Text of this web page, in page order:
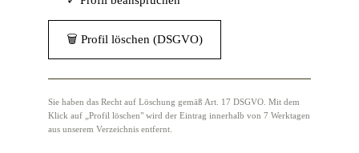
🗑 Profil löschen (DSGVO)
Sie haben das Recht auf Löschung gemäß Art. 17 DSGVO. Mit dem
Klick auf „Profil löschen" wird der Eintrag innerhalb von 7 Werktagen
aus unserem Verzeichnis entfernt.